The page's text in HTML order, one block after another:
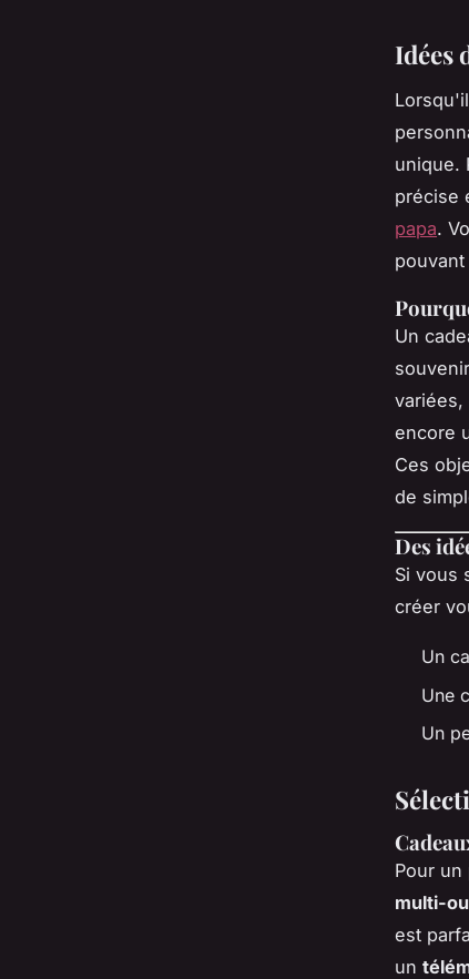
Idées
unique.
précise
papa.
Un
variées,
encore
Ces
de
Des
Si vous
créer
Un
Une
Un
Pour un
multi-
est
un